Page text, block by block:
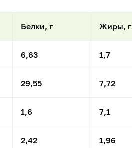
Белки, г Жиры, г
6,63 1,7
29,55 7,72
1,6 7,1
2,42 1,96